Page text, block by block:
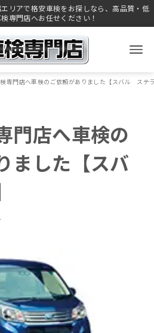
リアで格安車検をお探しなら、高品質・低
専門店へお任せください！
専門店へ車検のご依頼がありました【スバル ステ
門店へ車検の
ました【スバ